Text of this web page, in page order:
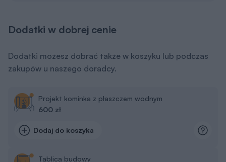
Dodatki w dobrej cenie
Dodatki możesz dobrać także w koszyku lub podczas
zakupów u naszego doradcy.
Projekt kominka z płaszczem wodnym
600 zł
Dodaj do koszyka
Tablica budowy